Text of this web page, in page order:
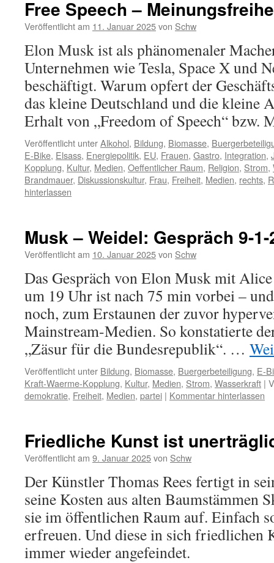
Free Speech –
Veröffentlicht am 11. Januar 2025von Schw
Elon Musk ist als phänomenaler
Unternehmen wie Tesla, Space X und
beschäftigt. Warum opfert der
das kleine Deutschland und die kleine
Erhalt von „Freedom of Speech“ bzw.
Veröffentlicht unterAlkohol, Bildung, Biomasse,
E-Bike, Elsass, Energiepolitik, EU, Frauen, Gastro, Integration,
Kopplung, Kultur, Medien, Oeffentlicher Raum, Religion, Strom,
Brandmauer, Diskussionskultur, Frau, Freiheit, Medien, rechts,
hinterlassen
Musk – Weidel: Gespräch 9-1-
Veröffentlicht am 10. Januar 2025von Schw
Das Gespräch von Elon Musk mit
um 19 Uhr ist nach 75 min vorbei –
noch, zum Erstaunen der zuvor
Mainstream-Medien. So konstatierte
„Zäsur für die Bundesrepublik“. …
Veröffentlicht unter Bildung, Biomasse, Buergerbeteiligung, E-
Kraft-Waerme-Kopplung, Kultur, Medien, Strom, Wasserkraft |
demokratie, Freiheit, Medien, partei | Kommentar hinterlassen
Friedliche Kunst ist
Veröffentlicht am 9. Januar 2025von Schw
Der Künstler Thomas Rees fertigt in
seine Kosten aus alten Baumstämmen
sie im öffentlichen Raum auf. Einfach
erfreuen. Und diese in sich friedlichen
immer wieder angefeindet.